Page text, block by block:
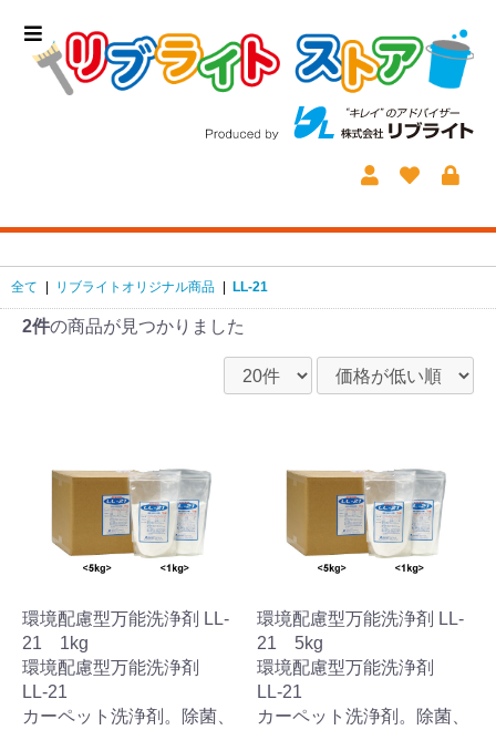
全て リブライトオリジナル商品 LL-21
2件の商品が見つかりました
環境配慮型万能洗浄剤 LL-
21 1kg
環境配慮型万能洗浄剤
LL-21
カーペット洗浄剤。除菌、
環境配慮型万能洗浄剤 LL-
21 5kg
環境配慮型万能洗浄剤
LL-21
カーペット洗浄剤。除菌、